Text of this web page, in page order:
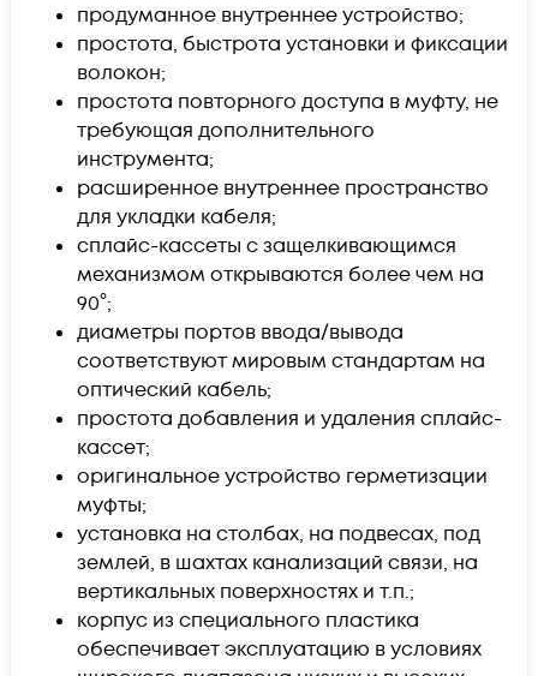
продуманное внутреннее устройство;
простота, быстрота установки и фиксации
волокон;
простота повторного доступа в муфту, не
требующая дополнительного
инструмента;
расширенное внутреннее пространство
для укладки кабеля;
сплайс-кассеты с защелкивающимся
механизмом открываются более чем на
90°;
диаметры портов ввода/вывода
соответствуют мировым стандартам на
оптический кабель;
простота добавления и удаления сплайс-
кассет;
оригинальное устройство герметизации
муфты;
установка на столбах, на подвесах, под
землей, в шахтах канализаций связи, на
вертикальных поверхностях и т.п.;
корпус из специального пластика
обеспечивает эксплуатацию в условиях